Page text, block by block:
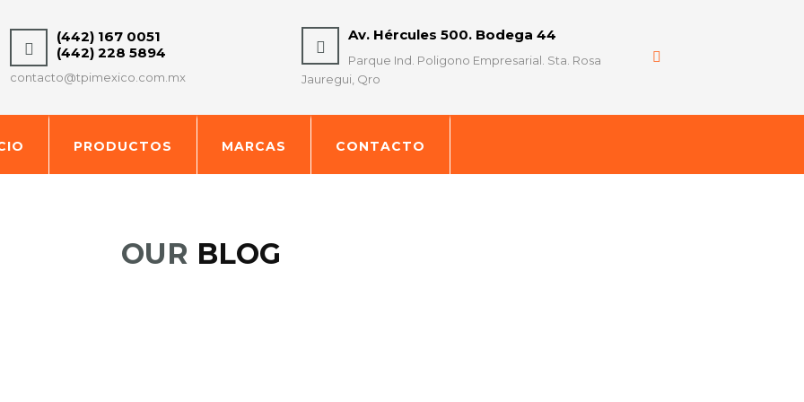
(442) 167 0051
(442) 228 5894
contacto@tpimexico.com.mx
Av. Hércules 500. Bodega 44
Parque Ind. Poligono Empresarial. Sta. Rosa
Jauregui, Qro
PRODUCTOS MARCAS CONTACTO
OUR BLOG